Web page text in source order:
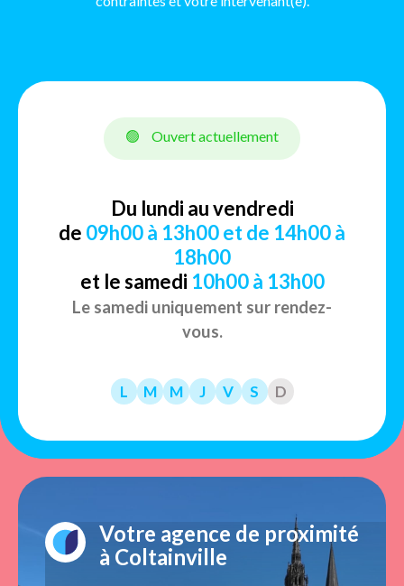
🟢 Ouvert actuellement
Du lundi au vendredi
de 09h00 à 13h00 et de 14h00 à
18h00
et le samedi 10h00 à 13h00
Le samedi uniquement sur rendez-
vous.
L M M J V S D
Votre agence de proximité
à Coltainville